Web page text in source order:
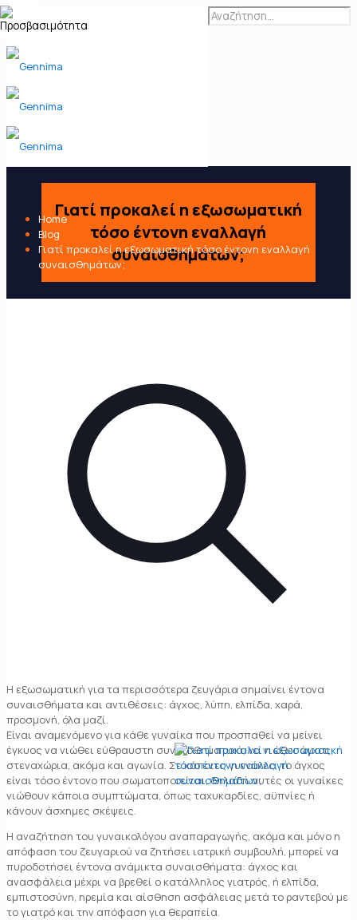
Γιατί προκαλεί η εξωσωματική
τόσο έντονη εναλλαγή
συναισθημάτων;
Home
Blog
Γιατί προκαλεί η εξωσωματική τόσο έντονη εναλλαγή
συναισθημάτων;
Η εξωσωματική για τα περισσότερα ζευγάρια σημαίνει έντονα
συναισθήματα και αντιθέσεις: άγχος, λύπη, ελπίδα, χαρά,
προσμονή, όλα μαζί.
Είναι αναμενόμενο για κάθε γυναίκα που προσπαθεί να μείνει
έγκυος να νιώθει εύθραυστη συναισθηματικά, να νιώθει άγχος,
στεναχώρια, ακόμα και αγωνία. Σε κάποιες γυναίκες, το άγχος
είναι τόσο έντονο που σωματοποιείται, δηλαδή αυτές οι γυναίκες
νιώθουν κάποια συμπτώματα, όπως ταχυκαρδίες, αϋπνίες ή
κάνουν άσχημες σκέψεις.
Η αναζήτηση του γυναικολόγου αναπαραγωγής, ακόμα και μόνο η
απόφαση του ζευγαριού να ζητήσει ιατρική συμβουλή, μπορεί να
πυροδοτήσει έντονα ανάμικτα συναισθήματα: άγχος και
ανασφάλεια μέχρι να βρεθεί ο κατάλληλος γιατρός, ή ελπίδα,
εμπιστοσύνη, ηρεμία και αίσθηση ασφάλειας μετά το ραντεβού με
το γιατρό και την απόφαση για θεραπεία.